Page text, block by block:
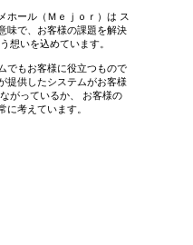
ホール（Ｍｅｊｏｒ）は ス
味で、お客様の課題を解決
想いを込めています。
でもお客様に役立つもので
提供したシステムがお客様
がっているか、 お客様の
に考えています。